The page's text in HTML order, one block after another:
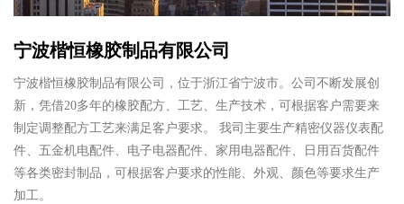
宁波楷恒橡胶制品有限公司
宁波楷恒橡胶制品有限公司，位于浙江省宁波市。公司不断发展创
新，凭借20多年的橡胶配方、工艺、生产技术，可根据客户需要来
制定调整配方工艺来满足客户要求。 我司主要生产精密仪器仪表配
件、五金机电配件、电子电器配件、家用电器配件、日用百货配件
等各类密封制品，可根据客户要求的性能、外观、颜色等要求生产
加工。